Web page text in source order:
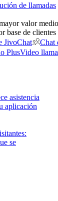
de llamadas
valor medio
base de clientes
JivoChat
Chat
PlusVideo
asistencia
aplicación
se